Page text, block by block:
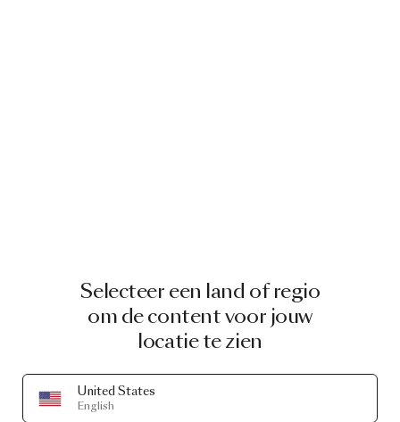
Selecteer een land of regio
om de content voor jouw
locatie te zien
United States
English